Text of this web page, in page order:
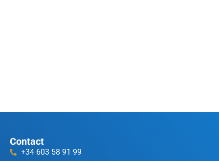
Contact
+34 603 58 91 99